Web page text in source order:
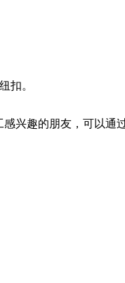
扣。
兴趣的朋友，可以通